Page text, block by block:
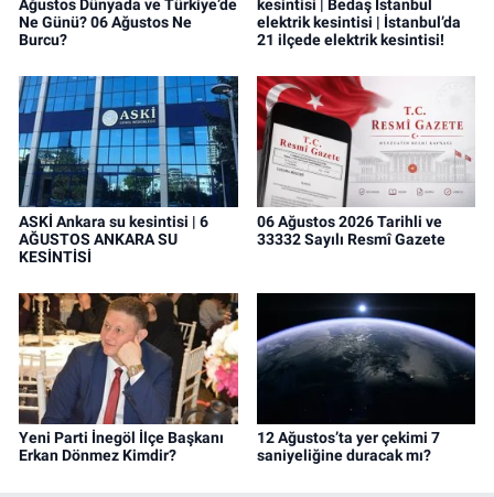
Ağustos Dünyada ve Türkiye’de
Ne Günü? 06 Ağustos Ne
Burcu?
kesintisi | Bedaş İstanbul
elektrik kesintisi | İstanbul’da
21 ilçede elektrik kesintisi!
ASKİ Ankara su kesintisi | 6
AĞUSTOS ANKARA SU
KESİNTİSİ
06 Ağustos 2026 Tarihli ve
33332 Sayılı Resmî Gazete
Yeni Parti İnegöl İlçe Başkanı
Erkan Dönmez Kimdir?
12 Ağustos’ta yer çekimi 7
saniyeliğine duracak mı?